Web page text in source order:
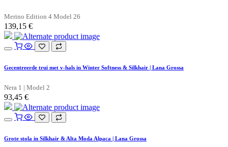
Merino Edition 4 Model 26
139,15 €
Gecentreerde trui met v-hals in Winter Softness & Silkhair | Lana Grossa
Nera 1 | Model 2
93,45 €
Grote stola in Silkhair & Alta Moda Alpaca | Lana Grossa